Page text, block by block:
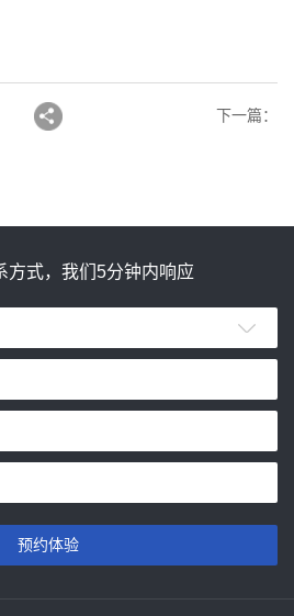
下一篇 ：
方式，我们5分钟内响应
预约体验